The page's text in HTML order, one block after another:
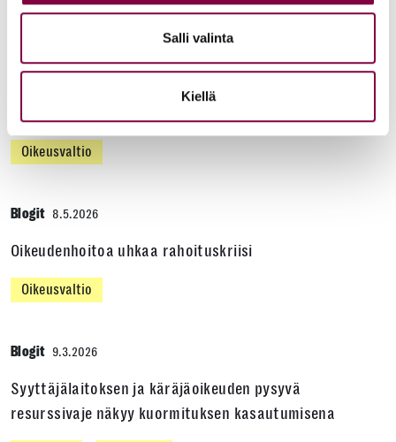
Salli valinta
Kiellä
Vähemmistöjen oikeuksien turvaaminen on
Oikeusvaltio
Blogit 8.5.2026
Oikeudenhoitoa uhkaa rahoituskriisi
Oikeusvaltio
Blogit 9.3.2026
Syyttäjälaitoksen ja käräjäoikeuden pysyvä
resurssivaje näkyy kuormituksen kasautumisena